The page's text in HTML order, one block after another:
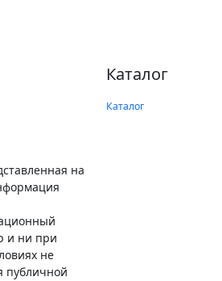
на
и ни при
не
публичной
Каталог
Каталог